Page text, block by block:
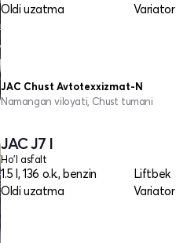
Oldi uzatma
Variator
JAC Chust Avtotexxizmat-N
Namangan viloyati, Chust tumani
JAC J7 I
Ho'l asfalt
1.5 l, 136 o.k., benzin
Liftbek
Oldi uzatma
Variator